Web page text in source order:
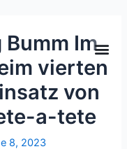
Im
vierten
von
a-tete
8, 2023